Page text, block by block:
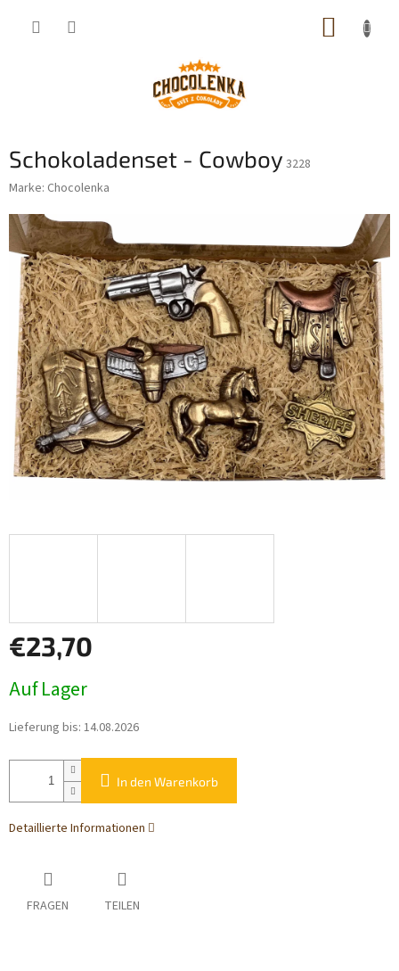
Schokoladenset - Cowboy 3228
Marke: Chocolenka
€23,70
Auf Lager
Lieferung bis: 14.08.2026
In den Warenkorb
Detaillierte Informationen
FRAGEN TEILEN